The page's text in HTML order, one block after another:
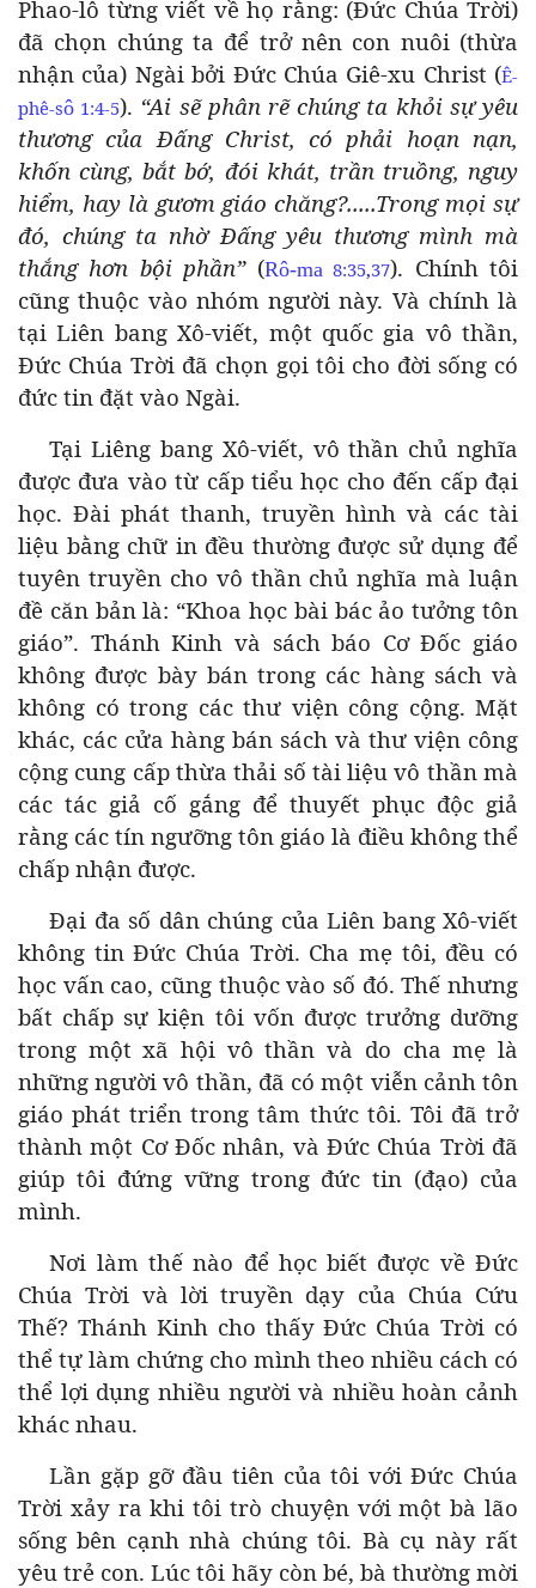
Phao-lô từng viết về họ rằng: (Đức Chúa Trời)
đã chọn chúng ta để trở nên con nuôi (thừa
nhận của) Ngài bởi Đức Chúa Giê-xu Christ (Ê-
phê-sô 1:4-5). “Ai sẽ phân rẽ chúng ta khỏi sự yêu
thương của Đấng Christ, có phải hoạn nạn,
khốn cùng, bắt bớ, đói khát, trần truồng, nguy
hiểm, hay là gươm giáo chăng?.....Trong mọi sự
đó, chúng ta nhờ Đấng yêu thương mình mà
thắng hơn bội phần”(Rô-ma8:35,37). Chính tôi
cũng thuộc vào nhóm người này. Và chính là
tại Liên bang Xô-viết, một quốc gia vô thần,
Đức Chúa Trời đã chọn gọi tôi cho đời sống có
đức tin đặt vào Ngài.
Tại Liêng bang Xô-viết, vô thần chủ nghĩa
được đưa vào từ cấp tiểu học cho đến cấp đại
học. Đài phát thanh, truyền hình và các tài
liệu bằng chữ in đều thường được sử dụng để
tuyên truyền cho vô thần chủ nghĩa mà luận
đề căn bản là: “Khoa học bài bác ảo tưởng tôn
giáo”. Thánh Kinh và sách báo Cơ Đốc giáo
không được bày bán trong các hàng sách và
không có trong các thư viện công cộng. Mặt
khác, các cửa hàng bán sách và thư viện công
cộng cung cấp thừa thải số tài liệu vô thần mà
các tác giả cố gắng để thuyết phục độc giả
rằng các tín ngưỡng tôn giáo là điều không thể
chấp nhận được.
Đại đa số dân chúng của Liên bang Xô-viết
không tin Đức Chúa Trời. Cha mẹ tôi, đều có
học vấn cao, cũng thuộc vào số đó. Thế nhưng
bất chấp sự kiện tôi vốn được trưởng dưỡng
trong một xã hội vô thần và do cha mẹ là
những người vô thần, đã có một viễn cảnh tôn
giáo phát triển trong tâm thức tôi. Tôi đã trở
thành một Cơ Đốc nhân, và Đức Chúa Trời đã
giúp tôi đứng vững trong đức tin (đạo) của
mình.
Nơi làm thế nào để học biết được về Đức
Chúa Trời và lời truyền dạy của Chúa Cứu
Thế? Thánh Kinh cho thấy Đức Chúa Trời có
thể tự làm chứng cho mình theo nhiều cách có
thể lợi dụng nhiều người và nhiều hoàn cảnh
khác nhau.
Lần gặp gỡ đầu tiên của tôi với Đức Chúa
Trời xảy ra khi tôi trò chuyện với một bà lão
sống bên cạnh nhà chúng tôi. Bà cụ này rất
yêu trẻ con. Lúc tôi hãy còn bé, bà thường mời